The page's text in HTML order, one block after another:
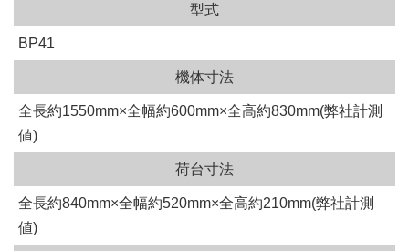
型式
BP41
機体寸法
全長約1550mm×全幅約600mm×全高約830mm(弊社計測
値)
荷台寸法
全長約840mm×全幅約520mm×全高約210mm(弊社計測
値)